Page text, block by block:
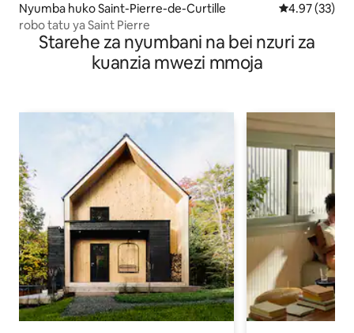
Nyumba huko Saint-Pierre-de-Curtille Ukadiriaji wa
4.97 (33)
robo tatu ya Saint Pierre
Starehe za nyumbani na bei nzuri za
kuanzia mwezi mmoja